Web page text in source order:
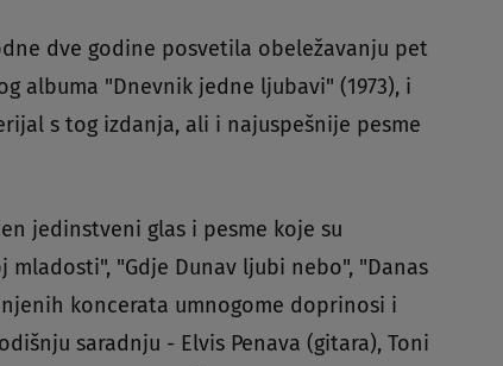
dve godine posvetila obeležavanju pet
albuma "Dnevnik jedne ljubavi" (1973), i
s tog izdanja, ali i najuspešnije pesme
jedinstveni glas i pesme koje su
"Gdje Dunav ljubi nebo", "Danas
koncerata umnogome doprinosi i
saradnju - Elvis Penava (gitara), Toni